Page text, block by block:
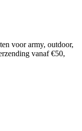
voor army, outdoor,
vanaf €50,